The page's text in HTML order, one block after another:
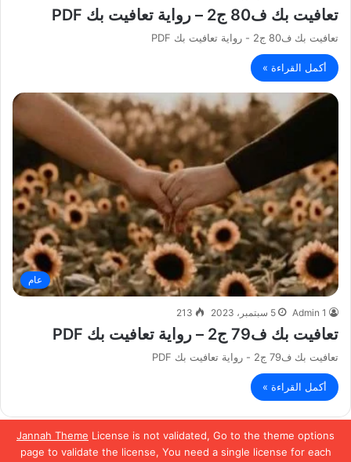
Jannah Theme License is not validated, Go to the theme options
page to validate the license, You need a single license for each
تعافيت بك ف80 ج2 – رواية تعافيت بك PDF
تعافيت بك ف80 ج2 - رواية تعافيت بك PDF
أكمل القراءة »
عام
Admin 1 5 سبتمبر، 2023 213
تعافيت بك ف79 ج2 – رواية تعافيت بك PDF
تعافيت بك ف79 ج2 - رواية تعافيت بك PDF
أكمل القراءة »
الصفحة السابقة الصفحة التالية